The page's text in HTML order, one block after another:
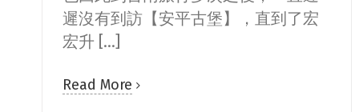
遲沒有到訪【安平古堡】，直到了宏
宏升 [...]
Read More